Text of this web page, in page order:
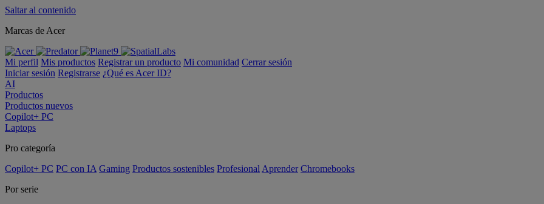
Saltar al contenido
Marcas de Acer
Mi perfil Mis productos Registrar un producto Mi comunidad Cerrar sesión
Iniciar sesión Registrarse ¿Qué es Acer ID?
AI
Productos
Productos nuevos
Copilot+ PC
Laptops
Pro categoría
Copilot+ PC PC con IA Gaming Productos sostenibles Profesional Aprender Chromebooks
Por serie